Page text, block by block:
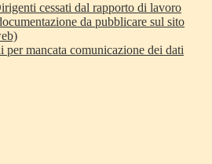
cessati dal rapporto di lavoro
da pubblicare sul sito
per mancata comunicazione dei dati